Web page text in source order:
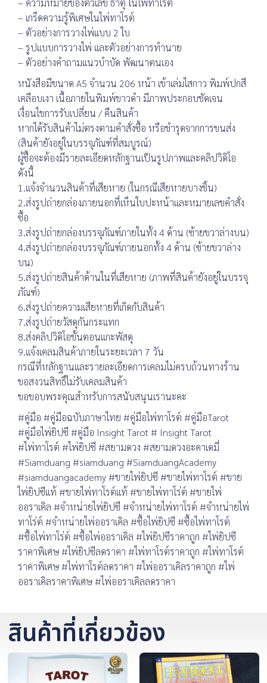
– เกร็ดความรู้พิเศษในไพ่ทาโรต์
– ตัวอย่างการวางไพ่แบบ 2 ใบ
– รูปแบบการวางไพ่ และตัวอย่างการทำนาย
– ตัวอย่างคำถามแนวบำบัด พัฒนาตนเอง
หนังสือมีขนาด A5 จำนวน 206 หน้า เข้าเล่มไสกาว พิมพ์ปกสี
เคลือบเงา เนื้อภายในพิมพ์ขาวดำ มีภาพประกอบชัดเจน
เงื่อนไขการรับเปลี่ยน / คืนสินค้า
หากได้รับสินค้าไม่ตรงตามคำสั่งซื้อ หรือชำรุดจากการขนส่ง
(สินค้ายังอยู่ในบรรจุภัณฑ์ที่สมบูรณ์)
ผู้ซื้อจะต้องมีรายละเอียดหลักฐานเป็นรูปภาพและคลิปวิดิโอ
ดังนี้
1.แจ้งจำนวนสินค้าที่เสียหาย (ในกรณีเสียหายบางชิ้น)
2.ส่งรูปถ่ายกล่องภายนอกที่เห็นใบปะหน้าและหมายเลขคำสั่ง
ซื้อ
3.ส่งรูปถ่ายกล่องบรรจุภัณฑ์ภายในทั้ง 4 ด้าน (ซ้ายขวาล่างบน)
4.ส่งรูปถ่ายกล่องบรรจุภัณฑ์ภายนอกทั้ง 4 ด้าน (ซ้ายขวาล่าง
บน)
5.ส่งรูปถ่ายสินค้าด้านในที่เสียหาย (ภาพที่สินค้ายังอยู่ในบรรจุ
ภัณฑ์)
6.ส่งรูปถ่ายความเสียหายที่เกิดกับสินค้า
7.ส่งรูปถ่ายวัสดุกันกระแทก
8.ส่งคลิปวิดิโอขั้นตอนแกะพัสดุ
9.แจ้งเคลมสินค้าภายในระยะเวลา 7 วัน
กรณีที่หลักฐานและรายละเอียดการเคลมไม่ครบถ้วนทางร้าน
ขอสงวนสิทธิ์ไม่รับเคลมสินค้า
ขอขอบพระคุณสำหรับการสนับสนุนเรานะคะ
#คู่มือ #คู่มือฉบับภาษาไทย #คู่มือไพ่ทาโรต์ #คู่มือTarot
#คู่มือไพ่ยิปซี #คู่มือ Insight Tarot # Insight Tarot
#ไพ่ทาโรต์ #ไพ่ยิปซี #สยามดวง #สยามดวงอะคาเดมี่
#Siamduang #siamduang #SiamduangAcademy
#siamduangacademy #ขายไพ่ยิปซี #ขายไพ่ทาโรต์ #ขาย
ไพ่ยิปซีแท้ #ขายไพ่ทาโรต์แท้ #ขายไพ่ทาโร่ต์ #ขายไพ่
ออราเคิล #จำหน่ายไพ่ยิปซี #จำหน่ายไพ่ทาโรต์ #จำหน่ายไพ่
ทาโร่ต์ #จำหน่ายไพ่ออราเคิล #ซื้อไพ่ยิปซี #ซื้อไพ่ทาโรต์
#ซื้อไพ่ทาโร่ต์ #ซื้อไพ่ออราเคิล #ไพ่ยิปซีราคาถูก #ไพ่ยิปซี
ราคาพิเศษ #ไพ่ยิปซีลดราคา #ไพ่ทาโรต์ราคาถูก #ไพ่ทาโรต์
ราคาพิเศษ #ไพ่ทาโรต์ลดราคา #ไพ่ออราเคิลราคาถูก #ไพ่
ออราเคิลราคาพิเศษ #ไพ่ออราเคิลลดราคา
สินค้าที่เกี่ยวข้อง